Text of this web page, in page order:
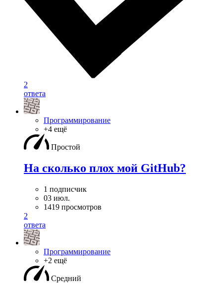
2
ответа
Программирование
+4 ещё
Простой
На сколько плох мой GitHub?
1 подписчик
03 июл.
1419 просмотров
2
ответа
Программирование
+2 ещё
Средний